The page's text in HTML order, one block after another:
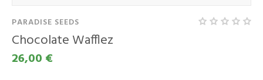
PARADISE SEEDS
Chocolate Wafflez
26,00 €